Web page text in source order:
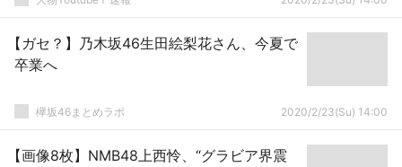
【ガセ？】乃木坂46生田絵梨花さん、今夏で
卒業へ
欅坂46まとめラボ 2020/2/23(Su) 14:00
【画像8枚】NMB48上西怜、“グラビア界震